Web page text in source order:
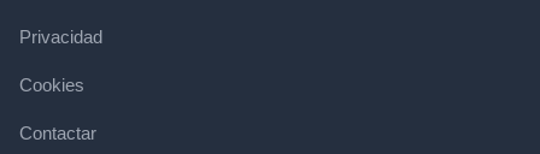
Privacidad
Cookies
Contactar